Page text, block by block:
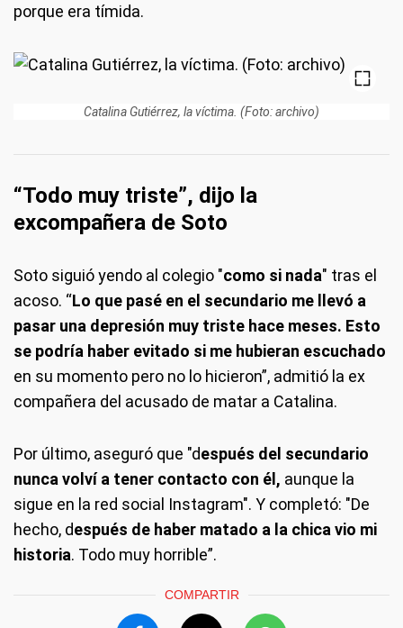
porque era tímida.
Catalina Gutiérrez, la víctima. (Foto: archivo)
“Todo muy triste”, dijo la
excompañera de Soto
Soto siguió yendo al colegio "como si nada" tras el
acoso. “Lo que pasé en el secundario me llevó a
pasar una depresión muy triste hace meses. Esto
se podría haber evitado si me hubieran escuchado
en su momento pero no lo hicieron”, admitió la ex
compañera del acusado de matar a Catalina.
Por último, aseguró que "después del secundario
nunca volví a tener contacto con él, aunque la
sigue en la red social Instagram". Y completó: "De
hecho, después de haber matado a la chica vio mi
historia. Todo muy horrible”.
COMPARTIR